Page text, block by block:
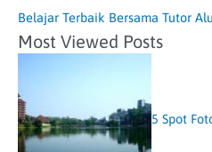
Belajar Terbaik Bersama Tutor
Most Viewed Posts
5 Spot